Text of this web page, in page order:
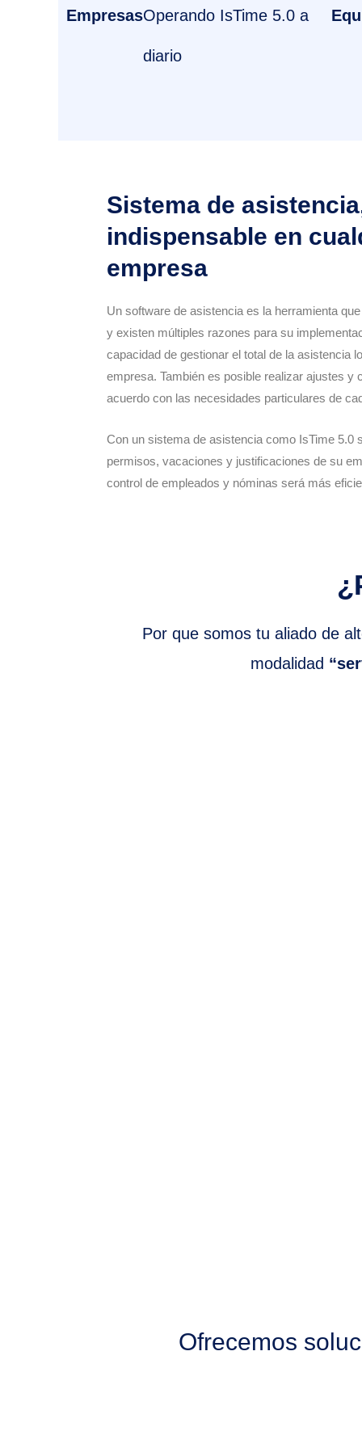
EmpresasOperando IsTime 5.0 a
diario
Sistema de
indispensable en
empresa
Un software de asistencia es la herramienta
y existen múltiples razones para su
capacidad de gestionar el total de la asistencia
empresa. También es posible realizar ajustes y
acuerdo con las necesidades particulares de
Con un sistema de asistencia como IsTime 5.0
permisos, vacaciones y justificaciones de su
control de empleados y nóminas será más
Por que somos tu aliado de
modalidad
Ofrecemos